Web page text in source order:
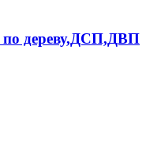
дереву,ДСП,ДВП